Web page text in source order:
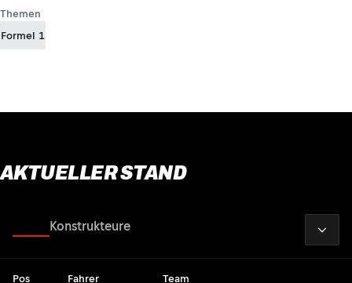
Themen
Formel 1
AKTUELLER STAND
Konstrukteure
Pos Fahrer Team